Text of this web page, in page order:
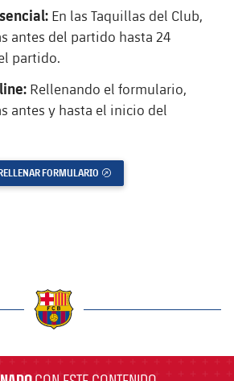
silla de ruedas
hielo
Femenino
En las Taquillas del Club,
antes del partido hasta 24
partido.
Rellenando el formulario,
antes y hasta el inicio del
FORMULARIO ENLACE EXTERNO